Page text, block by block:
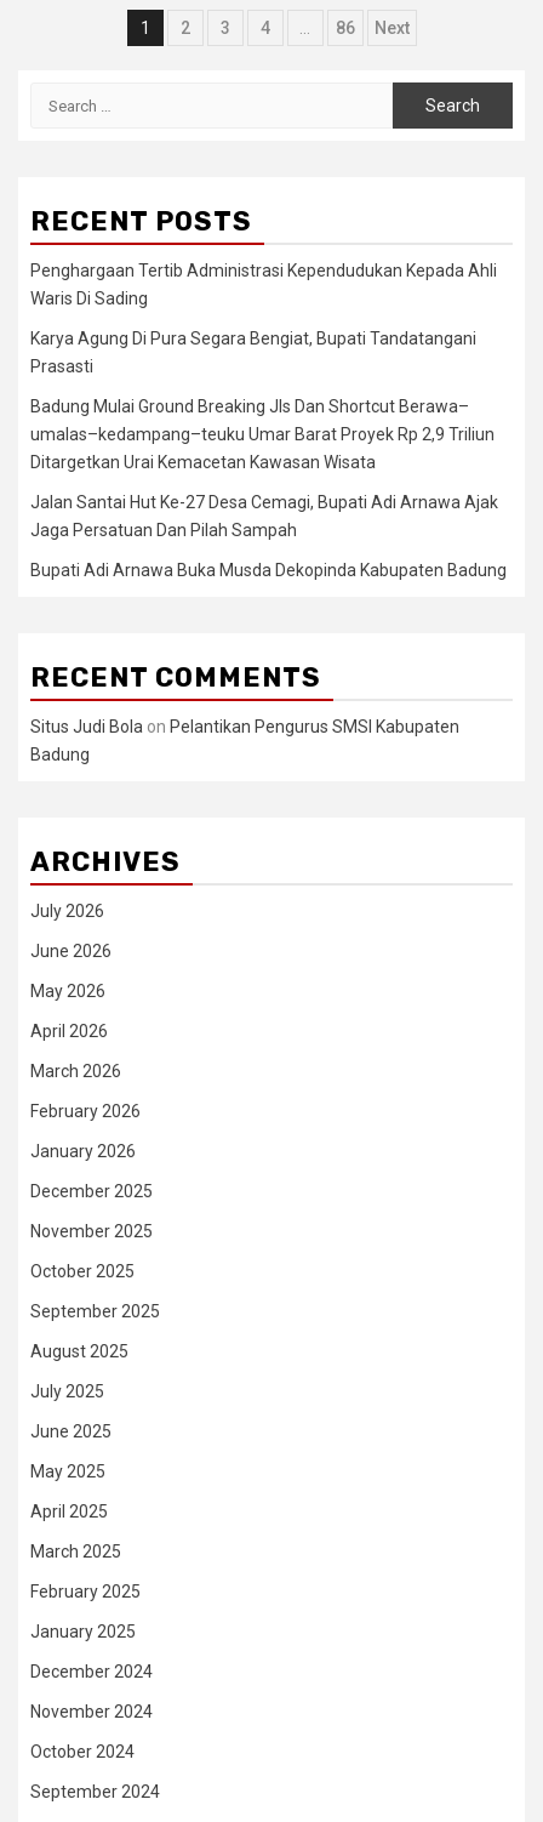
Posts
1 2 3 4 86 Next
RECENT POSTS
Penghargaan Tertib Administrasi Kependudukan Kepada Ahli
Waris Di Sading
Karya Agung Di Pura Segara Bengiat, Bupati Tandatangani
Prasasti
Badung Mulai Ground Breaking Jls Dan Shortcut Berawa–
umalas–kedampang–teuku Umar Barat Proyek Rp 2,9 Triliun
Ditargetkan Urai Kemacetan Kawasan Wisata
Jalan Santai Hut Ke-27 Desa Cemagi, Bupati Adi Arnawa Ajak
Jaga Persatuan Dan Pilah Sampah
Bupati Adi Arnawa Buka Musda Dekopinda Kabupaten Badung
RECENT COMMENTS
Situs Judi Bola on Pelantikan Pengurus SMSI Kabupaten
Badung
ARCHIVES
July 2026
June 2026
May 2026
April 2026
March 2026
February 2026
January 2026
December 2025
November 2025
October 2025
September 2025
August 2025
July 2025
June 2025
May 2025
April 2025
March 2025
February 2025
January 2025
December 2024
November 2024
October 2024
September 2024